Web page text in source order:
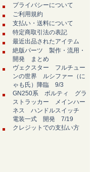
プライバシーについて
ご利用規約
支払い・送料について
特定商取引法の表記
最近出品されたアイテム
絶版パーツ 製作・流用・
開発 まとめ
ヴェクスター フルチュー
ンの世界 ルシファー（に
ゃも氏）降臨 9/3
GN250系 ボルティ グラ
ストラッカー メインハー
ネス ハンドルスイッチ
電装一式 開発 7/19
クレジットでの支払い方